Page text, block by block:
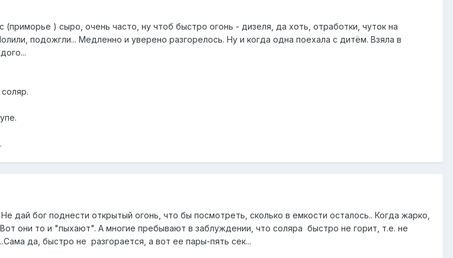
) сыро, очень часто, ну чтоб быстро огонь - дизеля, да хоть, отработки, чуток на
подожгли... Медленно и уверено разгорелось. Ну и когда одна поехала с дитём. Взяла в
дай бог поднести открытый огонь, что бы посмотреть, сколько в емкости осталось.. Когда жарко,
они то и "пыхают". А многие пребывают в заблуждении, что соляра быстро не горит, т.е. не
да, быстро не разгорается, а вот ее пары-пять сек...